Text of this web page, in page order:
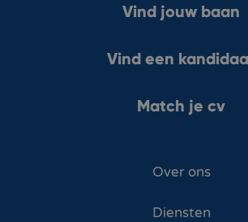
Vind jouw baan
Vind een
Match je cv
Over ons
Diensten